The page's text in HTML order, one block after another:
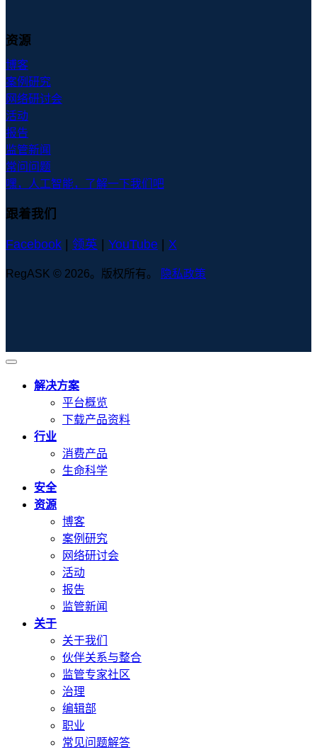
资源
博客
案例研究
网络研讨会
活动
报告
监管新闻
常问问题
嘿，人工智能，了解一下我们吧
跟着我们
Facebook | 领英 | YouTube | X
RegASK © 2026。版权所有。 隐私政策
解决方案
平台概览
下载产品资料
行业
消费产品
生命科学
安全
资源
博客
案例研究
网络研讨会
活动
报告
监管新闻
关于
关于我们
伙伴关系与整合
监管专家社区
治理
编辑部
职业
常见问题解答